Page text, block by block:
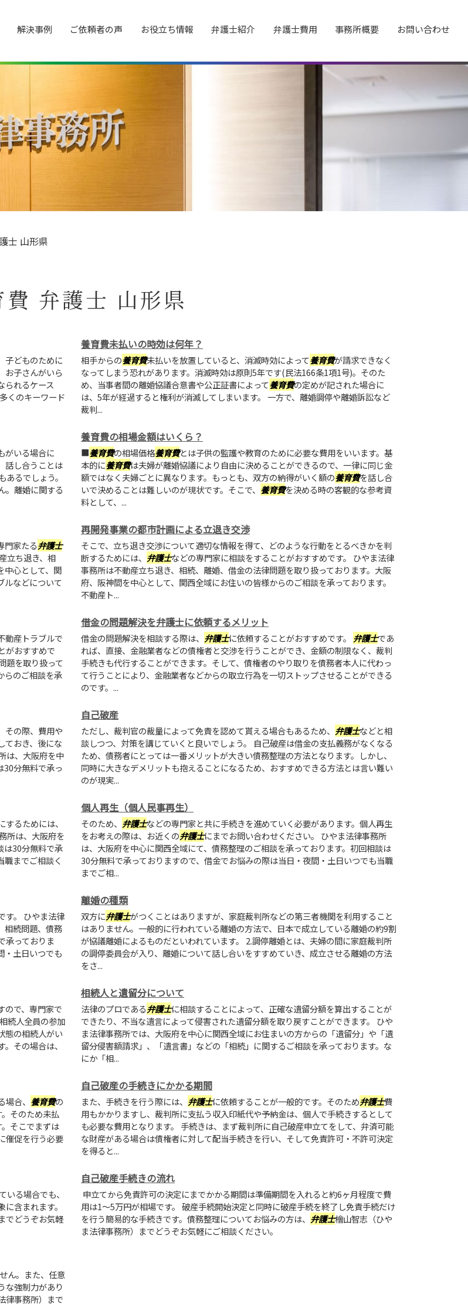
解決事例 ご依頼者の声 お役立ち情報 弁護士紹介 弁護士費用 事務所概要 お問い合わせ
士 山形県
費 弁護士 山形県
子どものために
お子さんがいら
られるケース
くのキーワード
養育費未払いの時効は何年？
相手からの養育費未払いを放置していると、消滅時効によって養育費が請求できなく
なってしまう恐れがあります。消滅時効は原則5年です(民法166条1項1号)。そのた
め、当事者間の離婚協議合意書や公正証書によって養育費の定めが記された場合に
は、5年が経過すると権利が消滅してしまいます。 一方で、離婚調停や離婚訴訟など
裁判...
がいる場合に
話し合うことは
るでしょう。
。離婚に関する
養育費の相場金額はいくら？
■養育費の相場価格養育費とは子供の監護や教育のために必要な費用をいいます。基
本的に養育費は夫婦が離婚協議により自由に決めることができるので、一律に同じ金
額ではなく夫婦ごとに異なります。もっとも、双方の納得がいく額の養育費を話し合
いで決めることは難しいのが現状です。そこで、 養育費を決める時の客観的な参考資
料として、...
門家たる弁護士
立ち退き、相
中心として、関
ルなどについて
再開発事業の都市計画による立退き交渉
そこで、立ち退き交渉について適切な情報を得て、どのような行動をとるべきかを判
断するためには、 弁護士などの専門家に相談をすることがおすすめです。 ひやま法律
事務所は不動産立ち退き、相続、離婚、借金の法律問題を取り扱っております。大阪
府、阪神間を中心として、関西全域にお住いの皆様からのご相談を承っております。
不動産ト...
動産トラブルで
がおすすめで
題を取り扱って
らのご相談を承
借金の問題解決を弁護士に依頼するメリット
借金の問題解決を相談する際は、 弁護士に依頼することがおすすめです。 弁護士であ
れば、直接、金融業者などの債権者と交渉を行うことができ、金額の制限なく、裁判
手続きも代行することができます。そして、債権者のやり取りを債務者本人に代わっ
て行うことにより、金融業者などからの取立行為を一切ストップさせることができる
のです。...
その際、費用や
ておき、後にな
は、大阪府を中
30分無料で承っ
自己破産
ただし、裁判官の裁量によって免責を認めて貰える場合もあるため、 弁護士などと相
談しつつ、対策を講じていくと良いでしょう。 自己破産は借金の支払義務がなくなる
ため、債務者にとっては一番メリットが大きい債務整理の方法となります。しかし、
同時に大きなデメリットも抱えることになるため、おすすめできる方法とは言い難い
のが現実...
るためには、
所は、大阪府を
は30分無料で承
までご相談く
個人再生（個人民事再生）
そのため、 弁護士などの専門家と共に手続きを進めていく必要があります。個人再生
をお考えの際は、お近くの弁護士にまでお問い合わせください。 ひやま法律事務所
は、大阪府を中心に関西全域にて、債務整理のご相談を承っております。初回相談は
30分無料で承っておりますので、借金でお悩みの際は当日・夜間・土日いつでも当職
までご相...
す。 ひやま法律
相続問題、債務
承っておりま
・土日いつでも
離婚の種類
双方に弁護士がつくことはありますが、家庭裁判所などの第三者機関を利用すること
はありません。一般的に行われている離婚の方法で、日本で成立している離婚の約9割
が協議離婚によるものだといわれています。 2.調停離婚とは、夫婦の間に家庭裁判所
の調停委員会が入り、離婚について話し合いをすすめていき、成立させる離婚の方法
をさ...
ので、専門家で
続人全員の参加
態の相続人がい
その場合は、
相続人と遺留分について
法律のプロである弁護士に相談することによって、正確な遺留分額を算出することが
できたり、不当な遺言によって侵害された遺留分額を取り戻すことができます。 ひや
ま法律事務所では、大阪府を中心に関西全域にお住まいの方からの「遺留分」や「遺
留分侵害額請求」、「遺言書」などの「相続」に関するご相談を承っております。な
にか「相...
合、 養育費の
そのため未払
そこでまずは
催促を行う必要
自己破産の手続きにかかる期間
また、手続きを行う際には、 弁護士に依頼することが一般的です。そのため弁護士費
用もかかりますし、裁判所に支払う収入印紙代や予納金は、個人で手続きするとして
も必要な費用となります。 手続きは、まず裁判所に自己破産申立てをして、弁済可能
な財産がある場合は債権者に対して配当手続きを行い、そして免責許可・不許可決定
を得ると...
る場合でも、
含まれます。
でどうぞお気軽
自己破産手続きの流れ
申立てから免責許可の決定にまでかかる期間は準備期間を入れると約6ヶ月程度で費
用は1〜5万円が相場です。 破産手続開始決定と同時に破産手続を終了し免責手続だけ
を行う簡易的な手続きです。債務整理についてお悩みの方は、 弁護士檜山智志（ひや
ま法律事務所）までどうぞお気軽にご相談ください。
ん。また、任意
な強制力があり
律事務所）まで